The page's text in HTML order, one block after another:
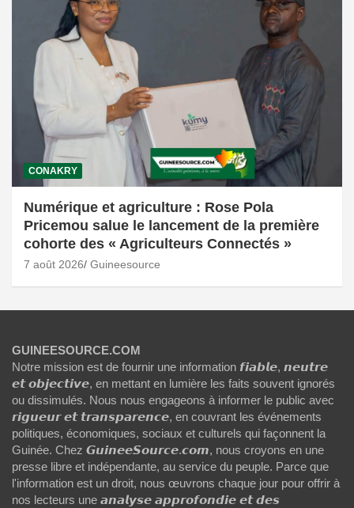
CONAKRY
Numérique et agriculture : Rose Pola
Pricemou salue le lancement de la première
cohorte des « Agriculteurs Connectés »
7 août 2026 Guineesource
GUINEESOURCE.COM
Notre mission est de fournir une information 𝙛𝙞𝙖𝙗𝙡𝙚, 𝙣𝙚𝙪𝙩𝙧𝙚
𝙚𝙩 𝙤𝙗𝙟𝙚𝙘𝙩𝙞𝙫𝙚, en mettant en lumière les faits souvent ignorés
ou dissimulés. Nous nous engageons à informer le public avec
𝙧𝙞𝙜𝙪𝙚𝙪𝙧 𝙚𝙩 𝙩𝙧𝙖𝙣𝙨𝙥𝙖𝙧𝙚𝙣𝙘𝙚, en couvrant les événements
politiques, économiques, sociaux et culturels qui façonnent la
Guinée. Chez 𝙂𝙪𝙞𝙣𝙚𝙚𝙎𝙤𝙪𝙧𝙘𝙚.𝙘𝙤𝙢, nous croyons en une
presse libre et indépendante, au service du peuple. Parce que
l'information est un droit, nous œuvrons chaque jour pour offrir à
nos lecteurs une 𝙖𝙣𝙖𝙡𝙮𝙨𝙚 𝙖𝙥𝙥𝙧𝙤𝙛𝙤𝙣𝙙𝙞𝙚 𝙚𝙩 𝙙𝙚𝙨